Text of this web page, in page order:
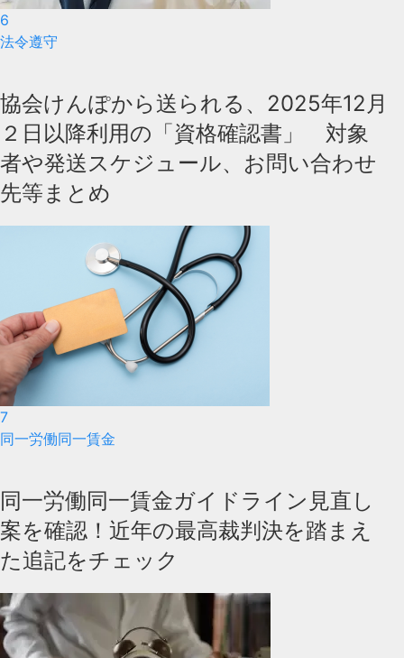
6
法令遵守
協会けんぽから送られる、2025年12月
２日以降利用の「資格確認書」 対象
者や発送スケジュール、お問い合わせ
先等まとめ
7
同一労働同一賃金
同一労働同一賃金ガイドライン見直し
案を確認！近年の最高裁判決を踏まえ
た追記をチェック